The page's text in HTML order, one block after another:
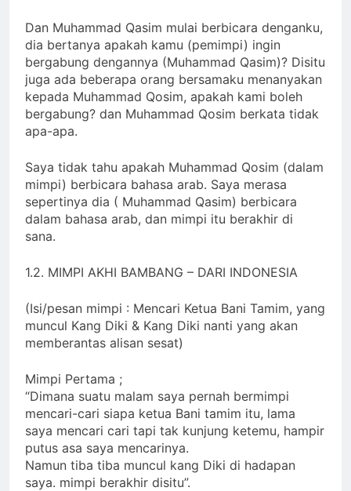
Dan Muhammad Qasim mulai berbicara denganku,
dia bertanya apakah kamu (pemimpi) ingin
bergabung dengannya (Muhammad Qasim)? Disitu
juga ada beberapa orang bersamaku menanyakan
kepada Muhammad Qosim, apakah kami boleh
bergabung? dan Muhammad Qosim berkata tidak
apa-apa.
Saya tidak tahu apakah Muhammad Qosim (dalam
mimpi) berbicara bahasa arab. Saya merasa
sepertinya dia ( Muhammad Qasim) berbicara
dalam bahasa arab, dan mimpi itu berakhir di
sana.
1.2. MIMPI AKHI BAMBANG – DARI INDONESIA
(Isi/pesan mimpi : Mencari Ketua Bani Tamim, yang
muncul Kang Diki & Kang Diki nanti yang akan
memberantas alisan sesat)
Mimpi Pertama ;
“Dimana suatu malam saya pernah bermimpi
mencari-cari siapa ketua Bani tamim itu, lama
saya mencari cari tapi tak kunjung ketemu, hampir
putus asa saya mencarinya.
Namun tiba tiba muncul kang Diki di hadapan
saya. mimpi berakhir disitu”.